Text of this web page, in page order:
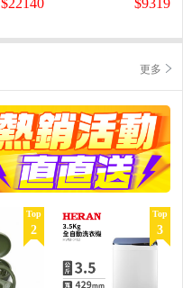
$22140 $9319
更多
Top
2
Top
3